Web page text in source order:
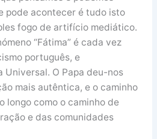
pode acontecer é tudo isto
fogo de artifício mediático.
“Fátima” é cada vez
português, e
Universal. O Papa deu-nos
mais autêntica, e o caminho
longo como o caminho de
e das comunidades